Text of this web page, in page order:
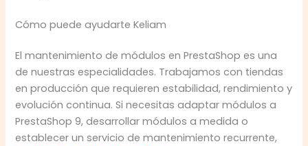
Cómo puede ayudarte Keliam
El mantenimiento de módulos en PrestaShop es una
de nuestras especialidades. Trabajamos con tiendas
en producción que requieren estabilidad, rendimiento y
evolución continua. Si necesitas adaptar módulos a
PrestaShop 9, desarrollar módulos a medida o
establecer un servicio de mantenimiento recurrente,